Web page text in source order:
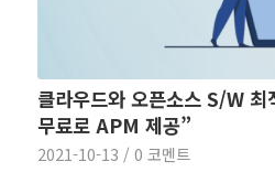
클라우드와 오픈소스 S/W 최
무료로 APM 제공”
2021-10-13 / 0 코멘트